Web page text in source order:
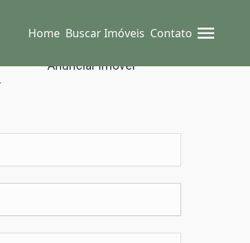
Home Buscar Imóveis Contato
Anunciar imóvel